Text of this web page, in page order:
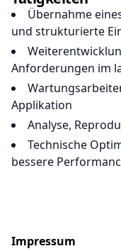
Übernahme
und strukturierte
Anforderungen im
Applikation
Analyse,
Technische
bessere
Impressum